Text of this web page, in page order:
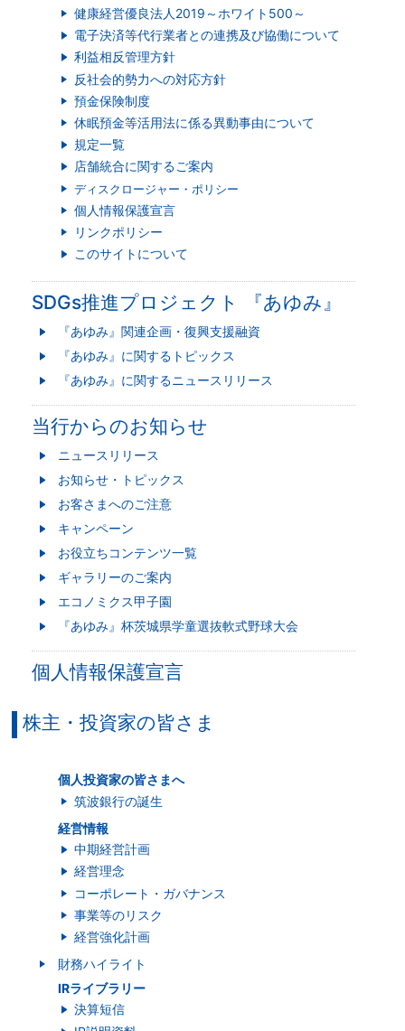
健康経営優良法人2019～ホワイト500～
電子決済等代行業者との連携及び協働について
利益相反管理方針
反社会的勢力への対応方針
預金保険制度
休眠預金等活用法に係る異動事由について
規定一覧
店舗統合に関するご案内
ディスクロージャー・ポリシー
個人情報保護宣言
リンクポリシー
このサイトについて
SDGs推進プロジェクト 『あゆみ』
『あゆみ』関連企画・復興支援融資
『あゆみ』に関するトピックス
『あゆみ』に関するニュースリリース
当行からのお知らせ
ニュースリリース
お知らせ・トピックス
お客さまへのご注意
キャンペーン
お役立ちコンテンツ一覧
ギャラリーのご案内
エコノミクス甲子園
『あゆみ』杯茨城県学童選抜軟式野球大会
個人情報保護宣言
株主・投資家の皆さま
個人投資家の皆さまへ
筑波銀行の誕生
経営情報
中期経営計画
経営理念
コーポレート・ガバナンス
事業等のリスク
経営強化計画
財務ハイライト
IRライブラリー
決算短信